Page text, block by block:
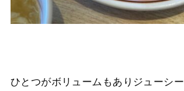
ひとつがボリュームもありジューシー